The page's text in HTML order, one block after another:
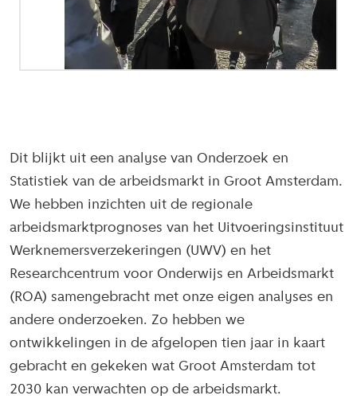
Dit blijkt uit een analyse van Onderzoek en
Statistiek van de arbeidsmarkt in Groot Amsterdam.
We hebben inzichten uit de regionale
arbeidsmarktprognoses van het Uitvoeringsinstituut
Werknemersverzekeringen (UWV) en het
Researchcentrum voor Onderwijs en Arbeidsmarkt
(ROA) samengebracht met onze eigen analyses en
andere onderzoeken. Zo hebben we
ontwikkelingen in de afgelopen tien jaar in kaart
gebracht en gekeken wat Groot Amsterdam tot
2030 kan verwachten op de arbeidsmarkt.